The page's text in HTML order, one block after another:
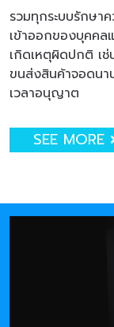
รวมทุกระบบรักษา
เข้าออกของบุคคล
เกิดเหตุผิดปกติ เ
ขนส่งสินค้าจอดน
เวลาอนุญาต
SEE MORE